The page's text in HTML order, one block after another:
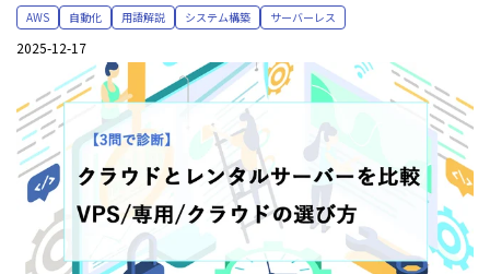
AWS 自動化 用語解説 システム構築 サーバーレス
2025-12-17